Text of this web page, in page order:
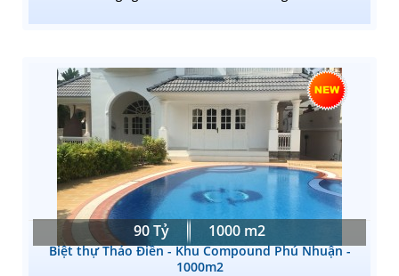
90 Tỷ 1000 m2
Biệt thự Thảo Điền - Khu Compound Phú Nhuận -
1000m2